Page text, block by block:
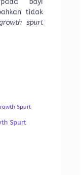
pada bayi
tidak
spurt
Spurt
Spurt